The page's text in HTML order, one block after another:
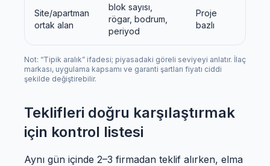
Site/apartman
ortak alan
blok sayısı,
rögar, bodrum,
periyod
Proje
bazlı
Not: “Tipik aralık” ifadesi; piyasadaki göreli seviyeyi anlatır. İlaç
markası, uygulama kapsamı ve garanti şartları fiyatı ciddi
şekilde değiştirebilir.
Teklifleri doğru karşılaştırmak
için kontrol listesi
Aynı gün içinde 2–3 firmadan teklif alırken, elma